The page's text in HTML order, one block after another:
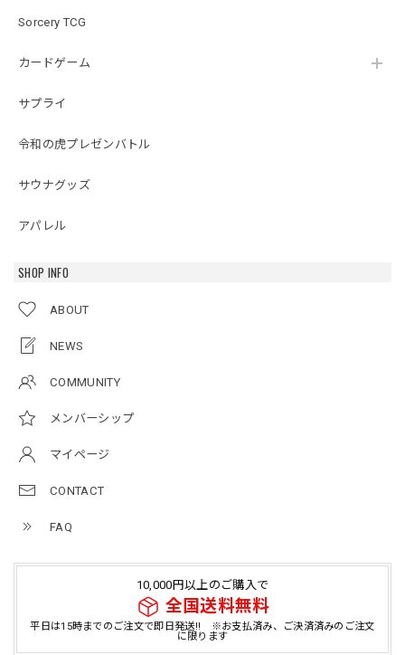
Sorcery TCG
カードゲーム
サプライ
令和の虎プレゼンバトル
サウナグッズ
アパレル
SHOP INFO
ABOUT
NEWS
COMMUNITY
メンバーシップ
マイページ
CONTACT
FAQ
10,000円以上のご購入で
全国送料無料
平日は15時までのご注文で即日発送!! ※お支払済み、ご決済済みのご注文
に限ります